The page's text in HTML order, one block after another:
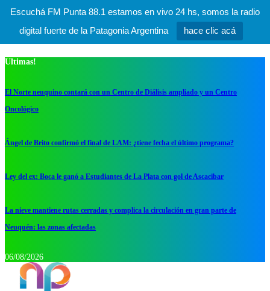
Escuchá FM Punta 88.1 estamos en vivo 24 hs, somos la radio
digital fuerte de la Patagonia Argentina
hace clic acá
Ultimas!
El Norte neuquino contará con un Centro de Diálisis ampliado y un Centro
Oncológico
Ángel de Brito confirmó el final de LAM: ¿tiene fecha el último programa?
Ley del ex: Boca le ganó a Estudiantes de La Plata con gol de Ascacibar
La nieve mantiene rutas cerradas y complica la circulación en gran parte de
Neuquén: las zonas afectadas
06/08/2026